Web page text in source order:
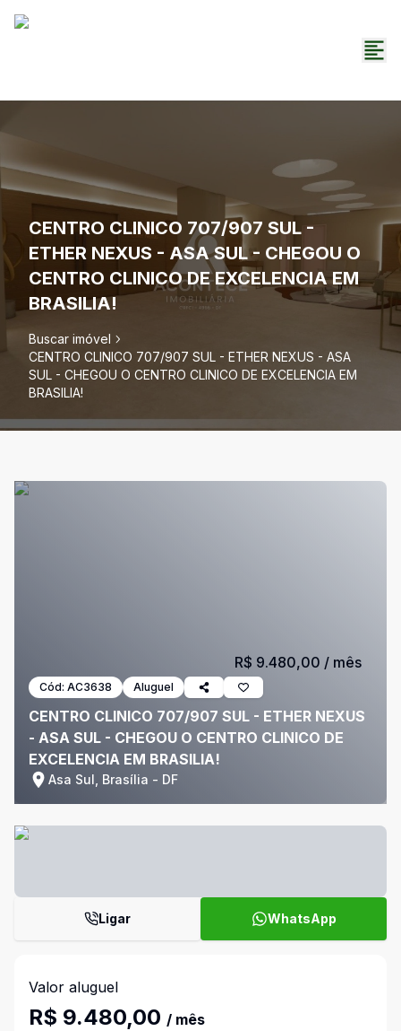
CENTRO CLINICO 707/907 SUL -
ETHER NEXUS - ASA SUL - CHEGOU O
CENTRO CLINICO DE EXCELENCIA EM
BRASILIA!
Buscar imóvel
CENTRO CLINICO 707/907 SUL - ETHER NEXUS - ASA
SUL - CHEGOU O CENTRO CLINICO DE EXCELENCIA EM
BRASILIA!
Cód: AC3638 Aluguel
CENTRO CLINICO 707/907 SUL - ETHER NEXUS
- ASA SUL - CHEGOU O CENTRO CLINICO DE
EXCELENCIA EM BRASILIA!
Asa Sul, Brasília - DF
R$ 9.480,00 / mês
Ligar WhatsApp
Valor aluguel
R$ 9.480,00 / mês